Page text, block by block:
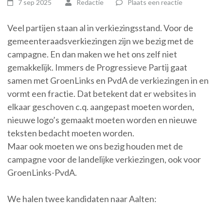
7 sep 2025 Redactie Plaats een reactie
Veel partijen staan al in verkiezingsstand. Voor de
gemeenteraadsverkiezingen zijn we bezig met de
campagne. En dan maken we het ons zelf niet
gemakkelijk. Immers de Progressieve Partij gaat
samen met GroenLinks en PvdA de verkiezingen in en
vormt een fractie. Dat betekent dat er websites in
elkaar geschoven c.q. aangepast moeten worden,
nieuwe logo’s gemaakt moeten worden en nieuwe
teksten bedacht moeten worden.
Maar ook moeten we ons bezig houden met de
campagne voor de landelijke verkiezingen, ook voor
GroenLinks-PvdA.
We halen twee kandidaten naar Aalten: